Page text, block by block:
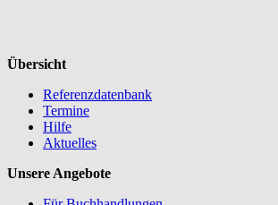
Übersicht
Referenzdatenbank
Termine
Hilfe
Aktuelles
Unsere Angebote